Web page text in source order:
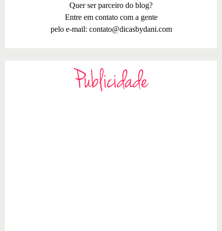
Quer ser parceiro do blog?
Entre em contato com a gente
pelo e-mail: contato@dicasbydani.com
Publicidade